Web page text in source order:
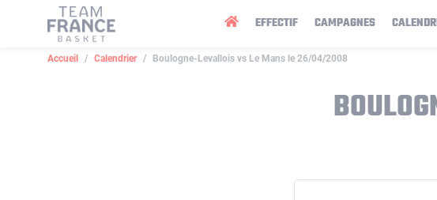
EFFECTIF CAMPAGNES
Accueil Calendrier Boulogne-Levallois vs Le Mans le 26/04/2008
Panneau de gestion des cookies